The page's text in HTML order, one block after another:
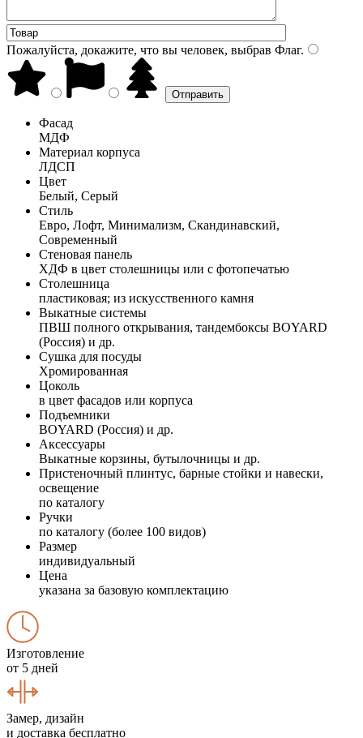
Пожалуйста, докажите, что вы человек, выбрав Флаг.
Фасад
МДФ
Материал корпуса
ЛДСП
Цвет
Белый, Серый
Стиль
Евро, Лофт, Минимализм, Скандинавский,
Современный
Стеновая панель
ХДФ в цвет столешницы или с фотопечатью
Столешница
пластиковая; из искусственного камня
Выкатные системы
ПВШ полного открывания, тандембоксы BOYARD
(Россия) и др.
Сушка для посуды
Хромированная
Цоколь
в цвет фасадов или корпуса
Подъемники
BOYARD (Россия) и др.
Аксессуары
Выкатные корзины, бутылочницы и др.
Пристеночный плинтус, барные стойки и навески,
освещение
по каталогу
Ручки
по каталогу (более 100 видов)
Размер
индивидуальный
Цена
указана за базовую комплектацию
Изготовление
от 5 дней
Замер, дизайн
и доставка бесплатно